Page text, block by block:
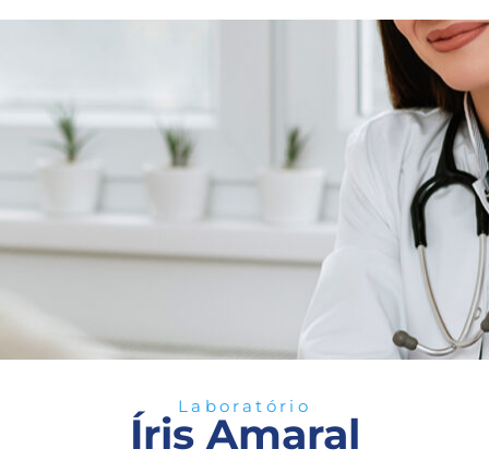
Laboratório
Íris Amaral